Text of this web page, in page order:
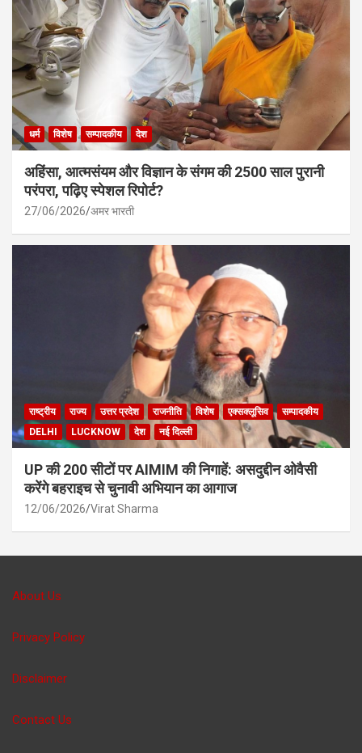
धर्म विशेष सम्पादकीय देश
अहिंसा, आत्मसंयम और विज्ञान के संगम की 2500 साल पुरानी
परंपरा, पढ़िए स्पेशल रिपोर्ट?
27/06/2026 अमर भारती
राष्ट्रीय राज्य उत्तर प्रदेश राजनीति विशेष एक्सक्लूसिव
सम्पादकीय
DELHI
LUCKNOW देश नई दिल्ली
UP की 200 सीटों पर AIMIM की निगाहें: असदुद्दीन ओवैसी
करेंगे बहराइच से चुनावी अभियान का आगाज
12/06/2026 Virat Sharma
About Us
Privacy Policy
Disclaimer
Contact Us